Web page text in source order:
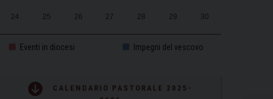
24 25 26 27 28 29 30
Eventi in diocesi Impegni del vescovo
CALENDARIO PASTORALE 2025-